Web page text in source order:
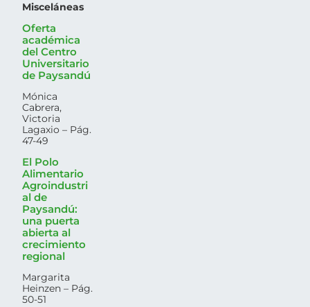
Misceláneas
Oferta
académica
del Centro
Universitario
de Paysandú
Mónica
Cabrera,
Victoria
Lagaxio – Pág.
47-49
El Polo
Alimentario
Agroindustri
al de
Paysandú:
una puerta
abierta al
crecimiento
regional
Margarita
Heinzen – Pág.
50-51